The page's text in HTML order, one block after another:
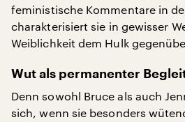
feministische Kommentare in
charakterisiert sie in gewisser
Weiblichkeit dem Hulk
Wut als permanenter
Denn sowohl Bruce als auch
sich, wenn sie besonders